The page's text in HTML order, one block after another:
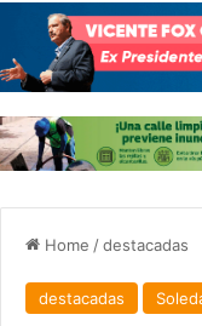
Home /destacadas
destacadas